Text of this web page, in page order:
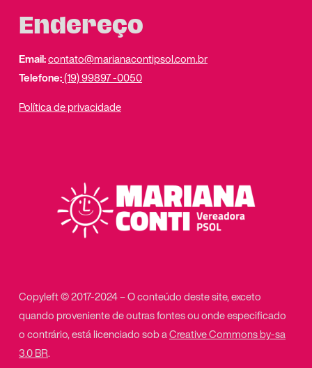
Endereço
Email:contato@marianacontipsol.com.br
Telefone:(19) 99897 -0050
Política de privacidade
Copyleft © 2017-2024 – O conteúdo deste site, exceto
quando proveniente de outras fontes ou onde especificado
o contrário, está licenciado sob aCreative Commons by-sa
3.0 BR.